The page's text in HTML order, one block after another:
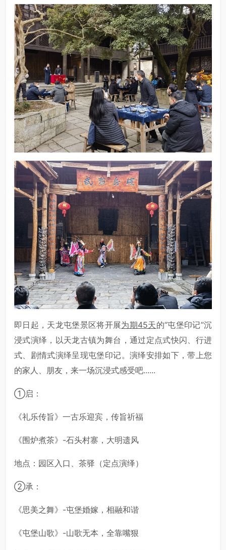
即日起，天龙屯堡景区将开展为期45天的“屯堡印记”沉
浸式演绎，以天龙古镇为舞台，通过定点式快闪、行进
式、剧情式演绎呈现屯堡印记。演绎安排如下，带上您
的家人、朋友，来一场沉浸式感受吧......
①启：
《礼乐传旨》一古乐迎宾，传旨祈福
《围炉煮茶》-石头村寨，大明遗风
地点：园区入口、茶驿（定点演绎）
②承：
《思美之舞》-屯堡婚嫁，相融和谐
《屯堡山歌》-山歌无本，全靠嘴狠